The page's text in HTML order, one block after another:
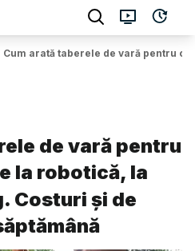
Cum arată taberele de vară pentru
de vară pentru
la robotică, la
Costuri și de